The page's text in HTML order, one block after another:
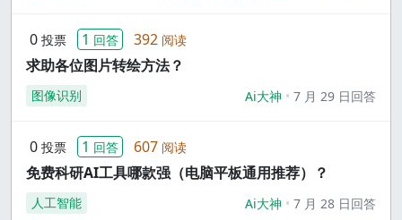
0 投票 1 回答 392 阅读
求助各位图片转绘方法？
图像识别 Ai大神 7 月 29 日回答
0 投票 1 回答 607 阅读
免费科研AI工具哪款强（电脑平板通用推荐）？
人工智能 Ai大神 7 月 28 日回答